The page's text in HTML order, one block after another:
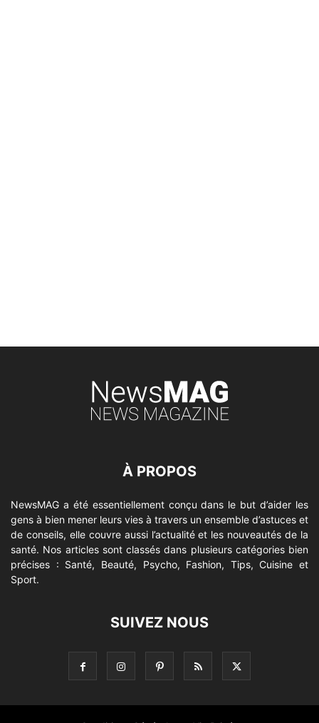
À PROPOS
NewsMAG a été essentiellement conçu dans le but d’aider les
gens à bien mener leurs vies à travers un ensemble d’astuces et
de conseils, elle couvre aussi l’actualité et les nouveautés de la
santé. Nos articles sont classés dans plusieurs catégories bien
précises : Santé, Beauté, Psycho, Fashion, Tips, Cuisine et
Sport.
SUIVEZ NOUS